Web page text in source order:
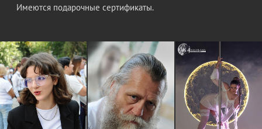
Имеются подарочные сертификаты.